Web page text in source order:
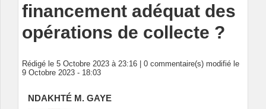
financement adéquat des
opérations de collecte ?
Rédigé le 5 Octobre 2023 à 23:16 | 0 commentaire(s) modifié le
9 Octobre 2023 - 18:03
NDAKHTÉ M. GAYE